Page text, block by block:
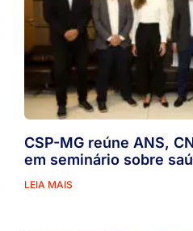
CSP-MG reúne ANS,
em seminário sobre
LEIA MAIS